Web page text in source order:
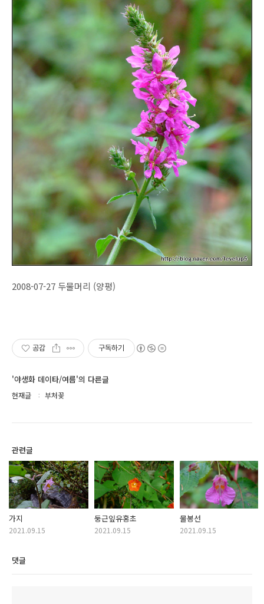
2008-07-27 두물머리 (양평)
공감 구독하기
'야생화 데이타/여름'의 다른글
현재글 부처꽃
관련글
가지
2021.09.15
둥근잎유홍초
2021.09.15
물봉선
2021.09.15
댓글